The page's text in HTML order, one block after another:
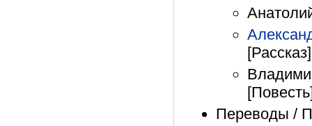
Переводы /